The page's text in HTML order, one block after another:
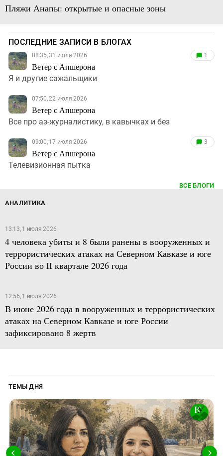
Пляжи Анапы: открытые и опасные зоны
ПОСЛЕДНИЕ ЗАПИСИ В БЛОГАХ
08:35, 31 июля 2026
Ветер с Апшерона
1
Я и другие сажальщики
07:50, 22 июля 2026
Ветер с Апшерона
Все про аз-журналистику, в кавычках и без
09:00, 17 июля 2026
Ветер с Апшерона
3
Телевизионная пытка
ВСЕ БЛОГИ
АНАЛИТИКА
13:13, 1 июля 2026
4 человека убиты и 8 были ранены в вооруженных и
террористических атаках на Северном Кавказе и юге
России во II квартале 2026 года
12:56, 1 июля 2026
В июне 2026 года в вооруженных и террористических
атаках на Северном Кавказе и юге России
зафиксировано 8 жертв
ТЕМЫ ДНЯ